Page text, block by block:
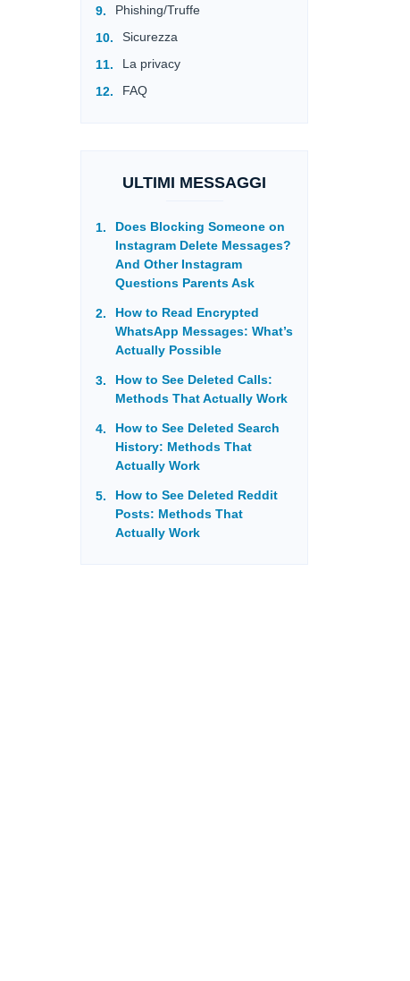
Phishing/Truffe
Sicurezza
La privacy
FAQ
ULTIMI MESSAGGI
Does Blocking Someone on
Instagram Delete Messages?
And Other Instagram
Questions Parents Ask
How to Read Encrypted
WhatsApp Messages: What’s
Actually Possible
How to See Deleted Calls:
Methods That Actually Work
How to See Deleted Search
History: Methods That
Actually Work
How to See Deleted Reddit
Posts: Methods That
Actually Work